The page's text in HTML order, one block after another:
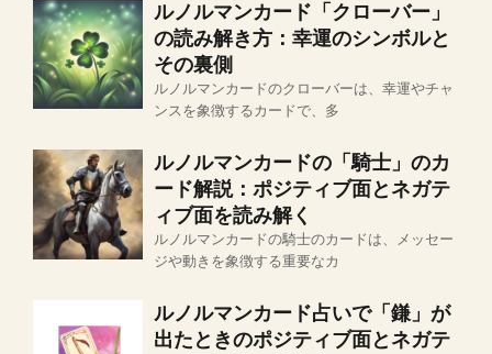
ルノルマンカード「クローバー」
の読み解き方：幸運のシンボルと
その裏側
ルノルマンカードのクローバーは、幸運やチャ
ンスを象徴するカードで、多
ルノルマンカードの「騎士」のカ
ード解説：ポジティブ面とネガテ
ィブ面を読み解く
ルノルマンカードの騎士のカードは、メッセー
ジや動きを象徴する重要なカ
ルノルマンカード占いで「鎌」が
出たときのポジティブ面とネガテ